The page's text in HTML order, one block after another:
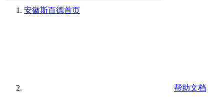
安徽斯百德首页
帮助文档